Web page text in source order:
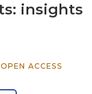
insights
OPEN ACCESS